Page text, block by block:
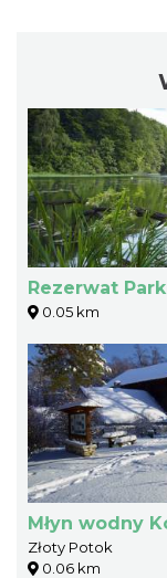
Rezerwat
0.05 km
Młyn wodny
Złoty Potok
0.06 km